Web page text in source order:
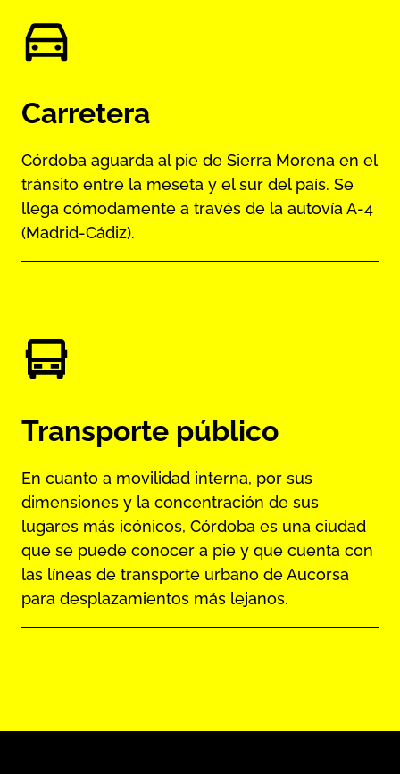
Carretera
Córdoba aguarda al pie de Sierra Morena en el
tránsito entre la meseta y el sur del país. Se
llega cómodamente a través de la autovía A-4
(Madrid-Cádiz).
Transporte público
En cuanto a movilidad interna, por sus
dimensiones y la concentración de sus
lugares más icónicos, Córdoba es una ciudad
que se puede conocer a pie y que cuenta con
las líneas de transporte urbano de Aucorsa
para desplazamientos más lejanos.